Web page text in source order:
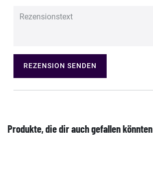
REZENSION SENDEN
Produkte, die dir auch gefallen könnten